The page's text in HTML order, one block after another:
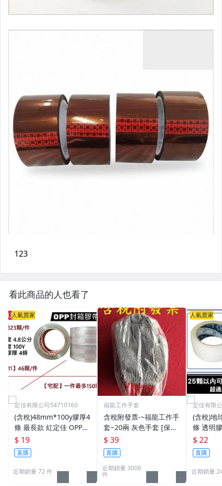
看此商品的人也看了
人氣賣家
定佳有限公司54710160
(含稅)48mm*100y膠厚4
條 最長款 紅定佳 OPP膠
帶 透明膠帶 封箱膠帶 N
O40154*
$ 19
直購
近期銷量 72 件
福龍工作手套
含稅附發票-~福龍工作手
套~20兩 灰色手套 [保證
足兩] 棉紗手套手工封口
特價39元/打滿40打送免
運費!
$ 39
直購
近期銷量 3006
件
人氣賣家
定佳有限
(含稅)地
條 透明
黑地球
N40155*
$ 22
直購
近期銷量